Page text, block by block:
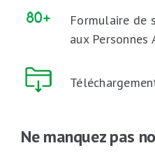
Formulaire de
aux Personnes
Ne manquez pas